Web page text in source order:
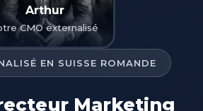
EN SUISSE ROMANDE
Marketing
Arthur
CMO externalisé